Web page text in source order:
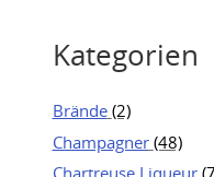
Kategorien
Brände (2)
Champagner (48)
Chartreuse Liqueur